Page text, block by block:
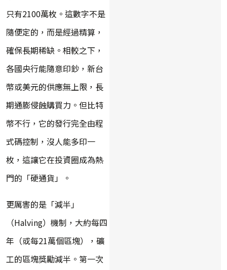
只有2100萬枚。這數字不是
隨便定的，而是經過精算，
確保長期稀缺。相較之下，
各國央行能隨意印鈔，新台
幣或美元的供應無上限，長
期通膨侵蝕購買力。但比特
幣不行，它的發行完全由程
式碼控制，沒人能多印一
枚，這讓它在投資圈成為熱
門的「硬通貨」。
更厲害的是「減半」
（Halving）機制，大約每四
年（或每21萬個區塊），礦
工的區塊獎勵減半。第一次